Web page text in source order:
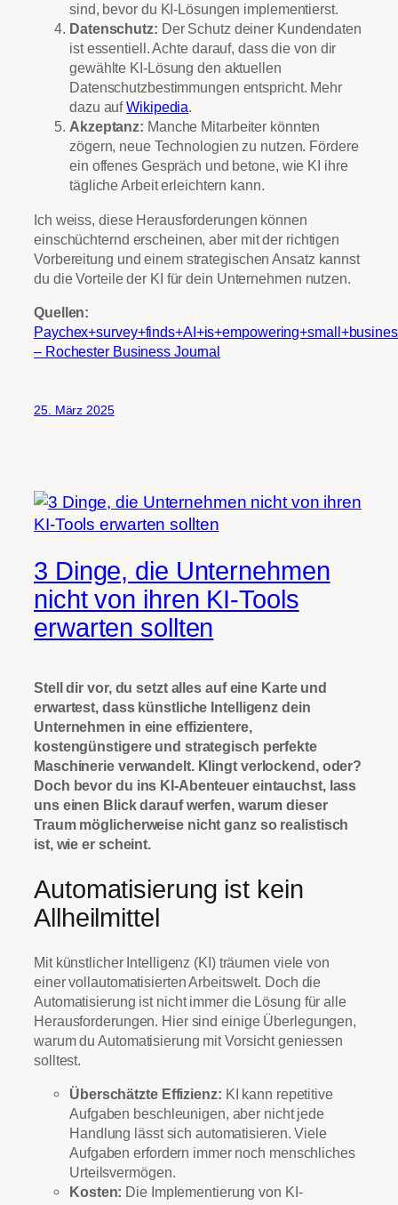
sind, bevor du KI-Lösungen implementierst.
Datenschutz: Der Schutz deiner Kundendaten
ist essentiell. Achte darauf, dass die von dir
gewählte KI-Lösung den aktuellen
Datenschutzbestimmungen entspricht. Mehr
dazu aufWikipedia.
Akzeptanz: Manche Mitarbeiter könnten
zögern, neue Technologien zu nutzen. Fördere
ein offenes Gespräch und betone, wie KI ihre
tägliche Arbeit erleichtern kann.
Ich weiss, diese Herausforderungen können
einschüchternd erscheinen, aber mit der richtigen
Vorbereitung und einem strategischen Ansatz kannst
du die Vorteile der KI für dein Unternehmen nutzen.
Quellen:
– Rochester Business Journal
25. März 2025
3 Dinge, die Unternehmen
nicht von ihren KI-Tools
erwarten sollten
Stell dir vor, du setzt alles auf eine Karte und
erwartest, dass künstliche Intelligenz dein
Unternehmen in eine effizientere,
kostengünstigere und strategisch perfekte
Maschinerie verwandelt. Klingt verlockend, oder?
Doch bevor du ins KI-Abenteuer eintauchst, lass
uns einen Blick darauf werfen, warum dieser
Traum möglicherweise nicht ganz so realistisch
ist, wie er scheint.
Automatisierung ist kein
Allheilmittel
Mit künstlicher Intelligenz (KI) träumen viele von
einer vollautomatisierten Arbeitswelt. Doch die
Automatisierung ist nicht immer die Lösung für alle
Herausforderungen. Hier sind einige Überlegungen,
warum du Automatisierung mit Vorsicht geniessen
solltest.
Überschätzte Effizienz: KI kann repetitive
Aufgaben beschleunigen, aber nicht jede
Handlung lässt sich automatisieren. Viele
Aufgaben erfordern immer noch menschliches
Urteilsvermögen.
Kosten: Die Implementierung von KI-